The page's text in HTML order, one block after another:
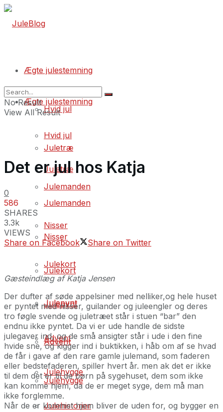
Ægte julestemning
Hvid jul
Juletræ
Julemanden
Nisser
Julekort
Julepynt
Advent
Julehygge
Ægte julestemning
Hvid jul
Juletræ
Julemanden
Nisser
Julekort
Julepynt
Advent
Julehygge
Julehistorier
No Result
View All Result
Det er jul hos Katja
0
586
SHARES
3.3k
VIEWS
Share on Facebook
Share on Twitter
Gæsteindlæg af Katja Jensen
Der dufter af søde appelsiner med nelliker,og hele huset
er pyntet med nisser, guilander og juleengler og deres
tro føgle svende og juletræet står i stuen “bar” den
endnu ikke pyntet. Da vi er ude handle de sidste
julegaver ind, og de små ansigter står i ude i den fine
hvide sne, og kigger ind i buktikken, i håb om af se hvad
de får i gave af den rare gamle julemand, som faderen
eller bedstefaderen, spiller hvert år. men ak det er ikke
til dem det er til de børn på sygehuset, dem som ikke
kan komme hjem, da de er meget syge, dem må man
ikke forglemme.
Når de er kommet hjem bliver de uden for, og bygger en